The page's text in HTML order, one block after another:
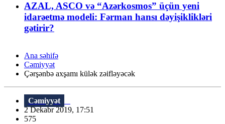
AZAL, ASCO və “Azərkosmos” üçün yeni
idarəetmə modeli: Fərman hansı dəyişiklikləri
gətirir?
Ana səhifə
Cəmiyyət
Çərşənbə axşamı külək zəifləyəcək
Cəmiyyət
2 Dekabr 2019, 17:51
575